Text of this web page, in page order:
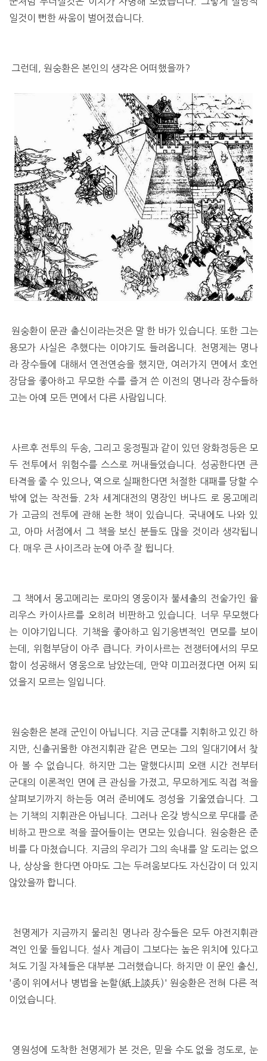
일것이 뻔한 싸움이 벌어졌습니다.
그런데, 원숭환은 본인의 생각은 어떠했을까?
원숭환이 문관 출신이라는것은 말 한 바가 있습니다. 또한 그는
용모가 사실은 추했다는 이야기도 들려옵니다. 천명제는 명나
라 장수들에 대해서 연전연승을 했지만, 여러가지 면에서 호언
장담을 좋아하고 무모한 수를 즐겨 쓴 이전의 명나라 장수들하
고는 아예 모든 면에서 다른 사람입니다.
사르후 전투의 두송, 그리고 웅정필과 같이 있던 왕화정등은 모
두 전투에서 위험수를 스스로 꺼내들었습니다. 성공한다면 큰
타격을 줄 수 있으나, 역으로 실패한다면 처절한 대패를 당할 수
밖에 없는 작전들. 2차 세계대전의 명장인 버나드 로 몽고메리
가 고금의 전투에 관해 논한 책이 있습니다. 국내에도 나와 있
고, 아마 서점에서 그 책을 보신 분들도 많을 것이라 생각됩니
다. 매우 큰 사이즈라 눈에 아주 잘 뜁니다.
그 책에서 몽고메리는 로마의 영웅이자 불세출의 전술가인 율
리우스 카이사르를 오히려 비판하고 있습니다. 너무 무모했다
는 이야기입니다. 기책을 좋아하고 임기응변적인 면모를 보이
는데, 위험부담이 아주 큽니다. 카이사르는 전쟁터에서의 무모
함이 성공해서 영웅으로 남았는데, 만약 미끄러졌다면 어찌 되
었을지 모르는 일입니다.
원숭환은 본래 군인이 아닙니다. 지금 군대를 지휘하고 있긴 하
지만, 신출귀몰한 야전지휘관 같은 면모는 그의 일대기에서 찾
아 볼 수 없습니다. 하지만 그는 말했다시피 오랜 시간 전부터
군대의 이론적인 면에 큰 관심을 가졌고, 무모하게도 직접 적을
살펴보기까지 하는등 여러 준비에도 정성을 기울였습니다. 그
는 기책의 지휘관은 아닙니다. 그러나 온갖 방식으로 무대를 준
비하고 판으로 적을 끌어들이는 면모는 있습니다. 원숭환은 준
비를 다 마쳤습니다. 지금의 우리가 그의 속내를 알 도리는 없으
나, 상상을 한다면 아마도 그는 두려움보다도 자신감이 더 있지
않았을까 합니다.
천명제가 지금까지 물리친 명나라 장수들은 모두 야전지휘관
격인 인물 들입니다. 설사 계급이 그보다는 높은 위치에 있다고
쳐도 기질 자체들은 대부분 그러했습니다. 하지만 이 문인 출신,
'종이 위에서나 병법을 논할(紙上談兵)' 원숭환은 전혀 다른 적
이었습니다.
영원성에 도착한 천명제가 본 것은, 믿을 수도 없을 정도로, 눈